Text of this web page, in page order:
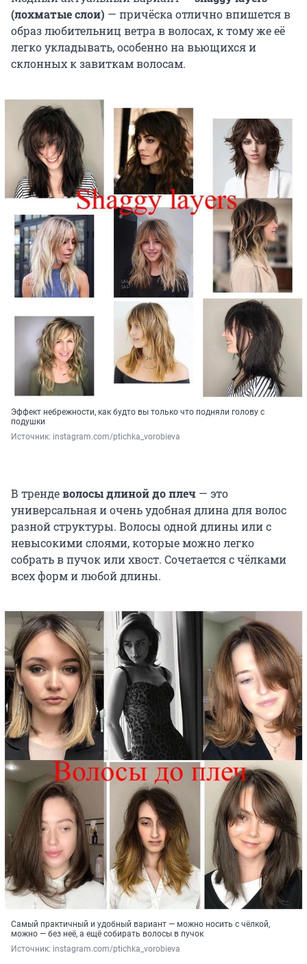
(лохматые слои) — причёска отлично впишется в
образ любительниц ветра в волосах, к тому же её
легко укладывать, особенно на вьющихся и
склонных к завиткам волосам.
Эффект небрежности, как будто вы только что подняли голову с
подушки
Источник: instagram.com/ptichka_vorobieva
В трендеволосы длиной до плеч — это
универсальная и очень удобная длина для волос
разной структуры. Волосы одной длины или с
невысокими слоями, которые можно легко
собрать в пучок или хвост. Сочетается с чёлками
всех форм и любой длины.
Самый практичный и удобный вариант — можно носить с чёлкой,
можно — без неё, а ещё собирать волосы в пучок
Источник: instagram.com/ptichka_vorobieva